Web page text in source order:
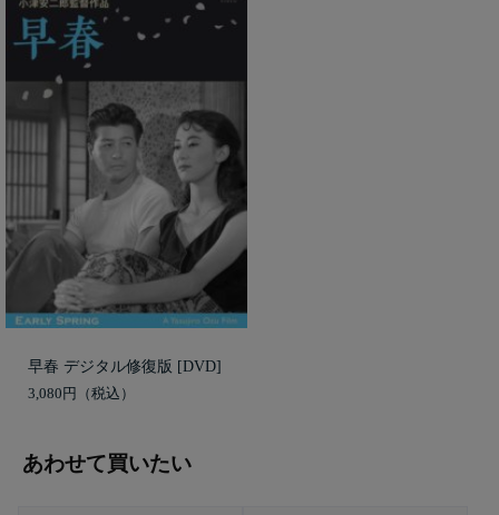
早春 デジタル修復版 [DVD]
3,080円
あわせて買いたい